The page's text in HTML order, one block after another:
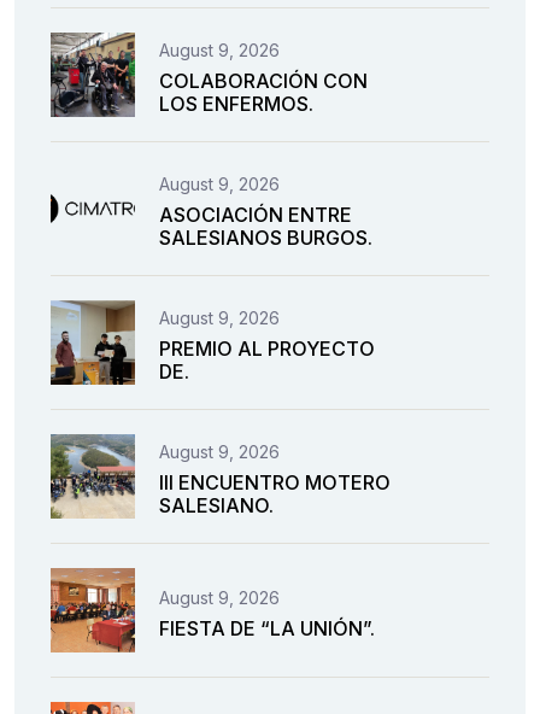
August 9, 2026
COLABORACIÓN CON
LOS ENFERMOS.
August 9, 2026
ASOCIACIÓN ENTRE
SALESIANOS BURGOS.
August 9, 2026
PREMIO AL PROYECTO
DE.
August 9, 2026
III ENCUENTRO MOTERO
SALESIANO.
August 9, 2026
FIESTA DE “LA UNIÓN”.